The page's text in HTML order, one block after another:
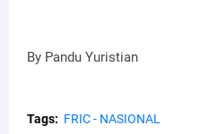
By Pandu Yuristian
Tags: FRIC - NASIONAL